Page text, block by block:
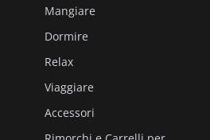
Mangiare
Dormire
Relax
Viaggiare
Accessori